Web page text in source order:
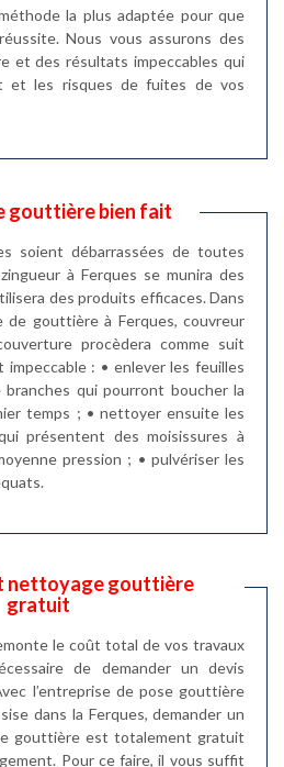
la plus adaptée pour que
Nous vous assurons des
et des résultats impeccables qui
et les risques de fuites de vos
gouttière bien fait
soient débarrassées de toutes
à Ferques se munira des
des produits efficaces. Dans
de gouttière à Ferques, couvreur
procèdera comme suit
: • enlever les feuilles
qui pourront boucher la
temps ; • nettoyer ensuite les
présentent des moisissures à
pression ; • pulvériser les
nettoyage gouttière
gratuit
le coût total de vos travaux
de demander un devis
l’entreprise de pose gouttière
dans la Ferques, demander un
gouttière est totalement gratuit
Pour ce faire, il vous suffit